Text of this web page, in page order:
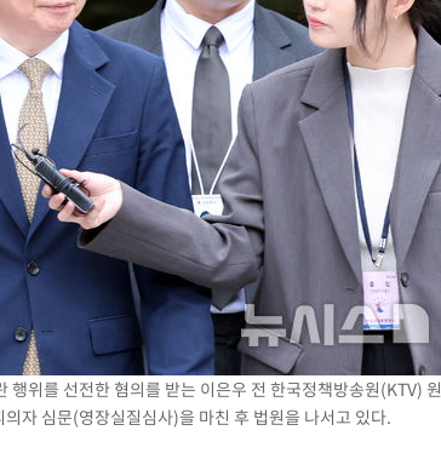
위를 선전한 혐의를 받는 이은우 전 한국정책방송원(KTV) 원
자 심문(영장실질심사)을 마친 후 법원을 나서고 있다.